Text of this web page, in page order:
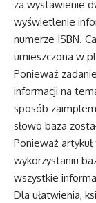
za wystawienie
wyświetlenie
numerze ISBN.
umieszczona w
Ponieważ
informacji na
sposób
słowo baza
Ponieważ
wykorzystaniu
wszystkie
Dla ułatwienia,